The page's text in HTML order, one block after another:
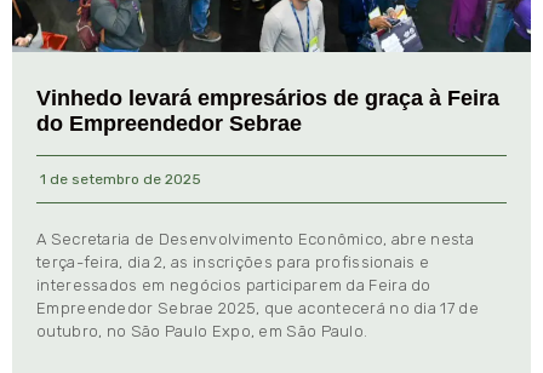
Vinhedo levará empresários de graça à Feira
do Empreendedor Sebrae
1 de setembro de 2025
A Secretaria de Desenvolvimento Econômico, abre nesta
terça-feira, dia 2, as inscrições para profissionais e
interessados em negócios participarem da Feira do
Empreendedor Sebrae 2025, que acontecerá no dia 17 de
outubro, no São Paulo Expo, em São Paulo.